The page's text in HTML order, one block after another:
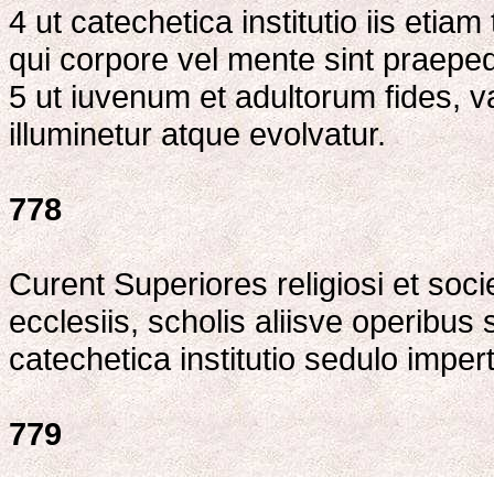
4 ut catechetica institutio iis
qui corpore vel mente sint
5 ut iuvenum et adultorum fides,
illuminetur atque evolvatur.
778
Curent Superiores religiosi et
ecclesiis, scholis aliisve operibus
catechetica institutio sedulo
779